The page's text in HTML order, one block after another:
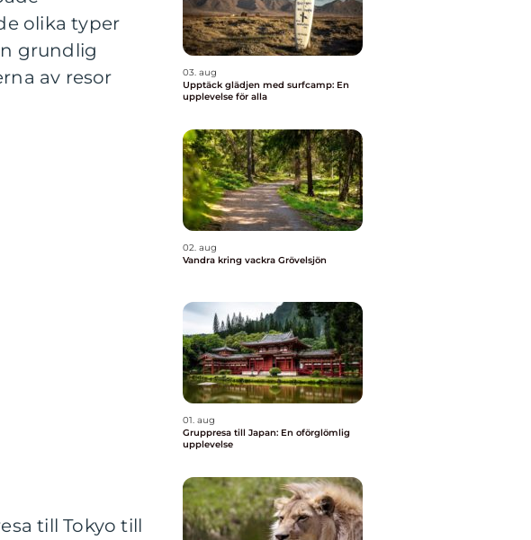
olika typer
grundlig
av resor
till Tokyo till
03. aug
Upptäck glädjen med surfcamp: En
upplevelse för alla
02. aug
Vandra kring vackra Grövelsjön
01. aug
Gruppresa till Japan: En oförglömlig
upplevelse